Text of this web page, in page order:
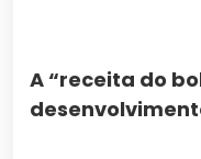
A “receita do